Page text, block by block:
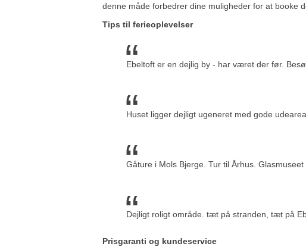
denne måde forbedrer dine muligheder for at booke
Tips til ferieoplevelser
Ebeltoft er en dejlig by - har været der før.
Huset ligger dejligt ugeneret med gode
Gåture i Mols Bjerge. Tur til Århus.
Dejligt roligt område. tæt på stranden, tæt på
Prisgaranti og kundeservice